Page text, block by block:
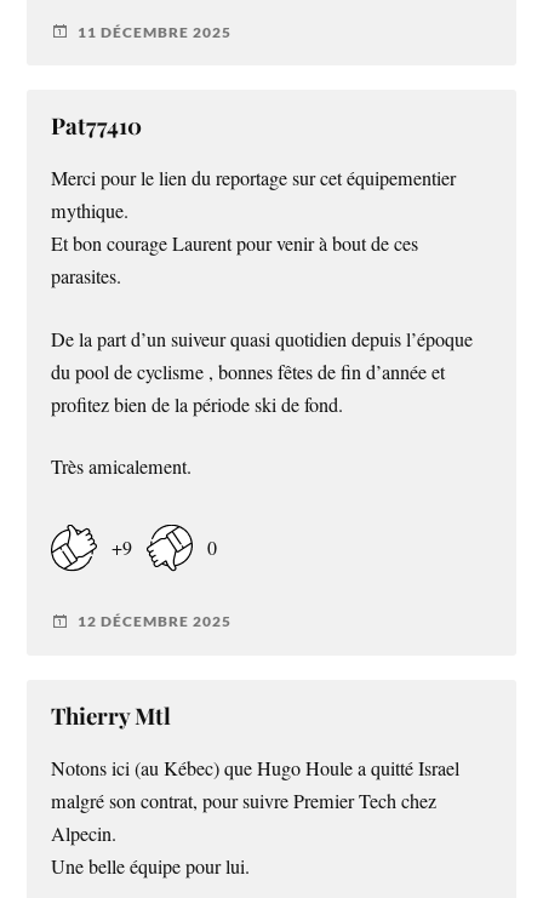
11 DÉCEMBRE 2025
Pat77410
Merci pour le lien du reportage sur cet équipementier
mythique.
Et bon courage Laurent pour venir à bout de ces
parasites.
De la part d’un suiveur quasi quotidien depuis l’époque
du pool de cyclisme , bonnes fêtes de fin d’année et
profitez bien de la période ski de fond.
Très amicalement.
+9 0
12 DÉCEMBRE 2025
Thierry Mtl
Notons ici (au Kébec) que Hugo Houle a quitté Israel
malgré son contrat, pour suivre Premier Tech chez
Alpecin.
Une belle équipe pour lui.